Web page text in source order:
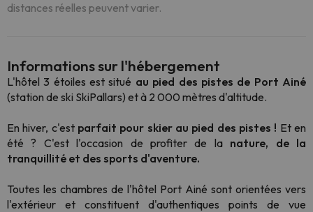
distances réelles peuvent varier.
Informations sur l'hébergement
L'hôtel 3 étoiles est situé au pied des pistes de Port Ainé
(station de ski SkiPallars) et à 2 000 mètres d'altitude.
En hiver, c'est parfait pour skier au pied des pistes ! Et en
été ? C'est l'occasion de profiter de lanature, de la
tranquillité et des sports d'aventure.
Toutes les chambres de l'hôtel Port Ainé sont orientées vers
l'extérieur et constituent d'authentiques points de vue